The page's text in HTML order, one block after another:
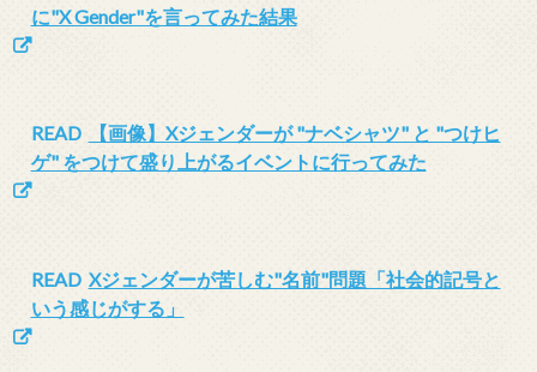
に"X Gender"を言ってみた結果
READ
【画像】Xジェンダーが "ナベシャツ" と "つけヒ
ゲ" をつけて盛り上がるイベントに行ってみた
READ Xジェンダーが苦しむ"名前"問題「社会的記号と
いう感じがする」